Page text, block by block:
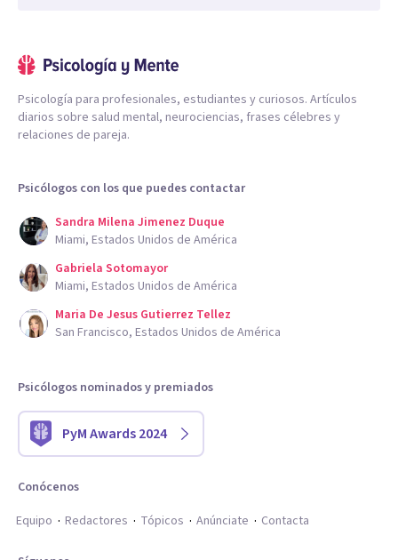
Psicología para profesionales, estudiantes y curiosos. Artículos
diarios sobre salud mental, neurociencias, frases célebres y
relaciones de pareja.
Psicólogos con los que puedes contactar
Sandra Milena Jimenez Duque
Miami, Estados Unidos de América
Gabriela Sotomayor
Miami, Estados Unidos de América
Maria De Jesus Gutierrez Tellez
San Francisco, Estados Unidos de América
Psicólogos nominados y premiados
PyM Awards 2024
Conócenos
Equipo
Redactores Tópicos Anúnciate Contacta